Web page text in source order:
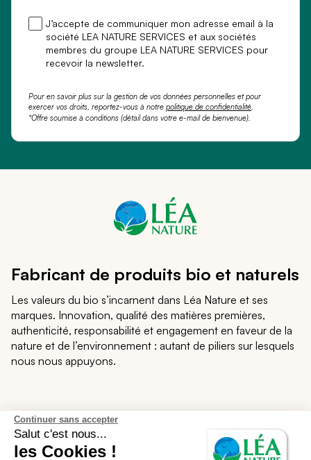
J’accepte de communiquer mon adresse email à la
société LEA NATURE SERVICES et aux sociétés
membres du groupe LEA NATURE SERVICES pour
recevoir la newsletter.
Pour en savoir plus sur la gestion de vos données personnelles et pour
exercer vos droits, reportez-vous à notre politique de confidentialité.
*Offre soumise à conditions (détail dans votre e-mail de bienvenue).
Fabricant de produits bio et naturels
Les valeurs du bio s’incarnent dans Léa Nature et ses
marques. Innovation, qualité des matières premières,
authenticité, responsabilité et engagement en faveur de la
nature et de l’environnement : autant de piliers sur lesquels
nous nous appuyons.
Léa Nature
Notre écosystème
Continuer sans accepter
Salut c'est nous...
les Cookies !